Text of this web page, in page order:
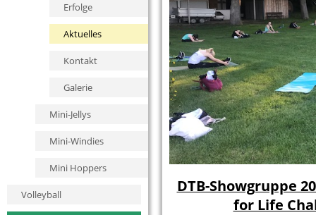
DTB-Showgruppe
for Life
Erfolge
Aktuelles
Kontakt
Galerie
Mini-Jellys
Mini-Windies
Mini Hoppers
Volleyball